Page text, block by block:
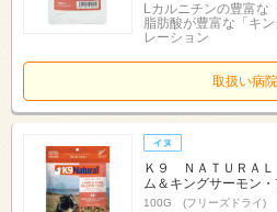
Lカルニチンの豊富な
脂肪酸が豊富な「キ
レーション
取扱い病院
Ｋ９ ＮＡＴＵＲＡ
ム＆キングサーモン・
100G (フリーズドライ)